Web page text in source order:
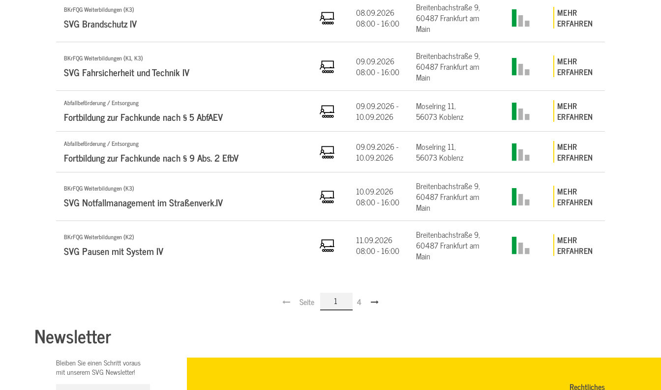
BKrFQG Weiterbildungen (K3)
SVG Brandschutz IV
08.09.2026
08:00 - 16:00
Breitenbachstraße 9,
60487 Frankfurt am
Main
MEHR
ERFAHREN
BKrFQG Weiterbildungen (K1, K3)
SVG Fahrsicherheit und Technik IV
09.09.2026
08:00 - 16:00
Breitenbachstraße 9,
60487 Frankfurt am
Main
MEHR
ERFAHREN
Abfallbeförderung / Entsorgung
Fortbildung zur Fachkunde nach § 5 AbfAEV
09.09.2026 -
10.09.2026
Moselring 11,
56073 Koblenz
MEHR
ERFAHREN
Abfallbeförderung / Entsorgung
Fortbildung zur Fachkunde nach § 9 Abs. 2 EfbV
09.09.2026 -
10.09.2026
Moselring 11,
56073 Koblenz
MEHR
ERFAHREN
BKrFQG Weiterbildungen (K3)
SVG Notfallmanagement im Straßenverk.IV
10.09.2026
08:00 - 16:00
Breitenbachstraße 9,
60487 Frankfurt am
Main
MEHR
ERFAHREN
BKrFQG Weiterbildungen (K2)
SVG Pausen mit System IV
11.09.2026
08:00 - 16:00
Breitenbachstraße 9,
60487 Frankfurt am
Main
MEHR
ERFAHREN
Seite 4
Newsletter
Bleiben Sie einen Schritt voraus
mit unserem SVG Newsletter!
Rechtliches